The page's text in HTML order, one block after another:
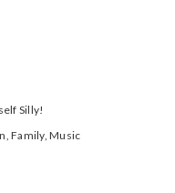
Silly!
Family, Music